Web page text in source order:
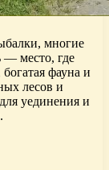
многие
— место, где
фауна и
лесов и
уединения и